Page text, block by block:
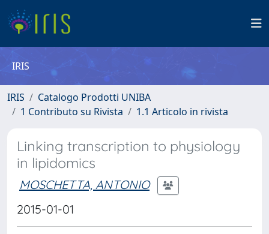
IRIS
IRIS
Catalogo Prodotti UNIBA
1 Contributo su Rivista
1.1 Articolo in rivista
Linking transcription to physiology
in lipidomics
MOSCHETTA, ANTONIO
2015-01-01